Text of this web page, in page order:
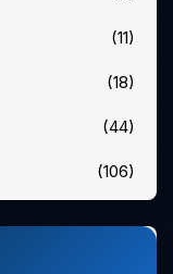
(11)
(18)
(44)
(106)